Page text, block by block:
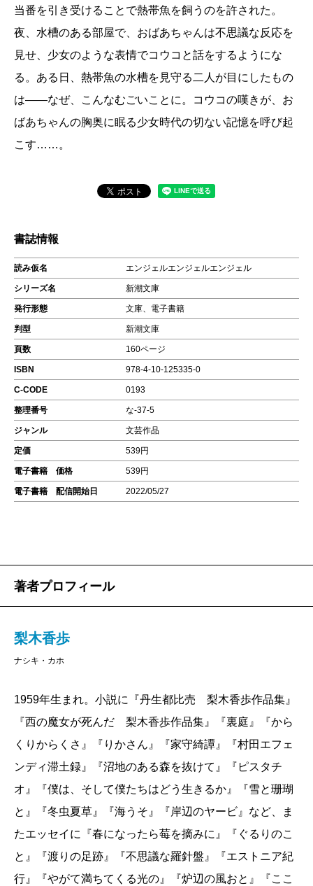
当番を引き受けることで熱帯魚を飼うのを許された。
夜、水槽のある部屋で、おばあちゃんは不思議な反応を
見せ、少女のような表情でコウコと話をするようにな
る。ある日、熱帯魚の水槽を見守る二人が目にしたもの
は――なぜ、こんなむごいことに。コウコの嘆きが、お
ばあちゃんの胸奥に眠る少女時代の切ない記憶を呼び起
こす……。
書誌情報
読み仮名 エンジェルエンジェルエンジェル
シリーズ名 新潮文庫
発行形態 文庫、電子書籍
判型 新潮文庫
頁数 160ページ
ISBN 978-4-10-125335-0
C-CODE 0193
整理番号 な-37-5
ジャンル 文芸作品
定価 539円
電子書籍 価格 539円
電子書籍 配信開始日 2022/05/27
著者プロフィール
梨木香歩
ナシキ・カホ
1959年生まれ。小説に『丹生都比売 梨木香歩作品集』
『西の魔女が死んだ 梨木香歩作品集』『裏庭』『から
くりからくさ』『りかさん』『家守綺譚』『村田エフェ
ンディ滞土録』『沼地のある森を抜けて』『ピスタチ
オ』『僕は、そして僕たちはどう生きるか』『雪と珊瑚
と』『冬虫夏草』『海うそ』『岸辺のヤービ』など、ま
たエッセイに『春になったら莓を摘みに』『ぐるりのこ
と』『渡りの足跡』『不思議な羅針盤』『エストニア紀
行』『やがて満ちてくる光の』『炉辺の風おと』『ここ